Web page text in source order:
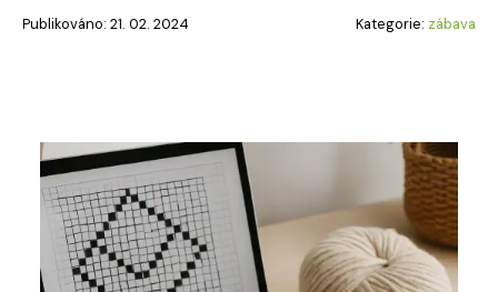
Publikováno: 21. 02. 2024 Kategorie: zábava